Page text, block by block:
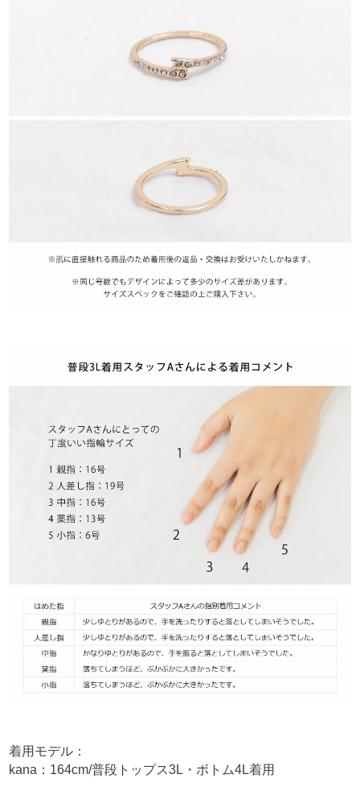
着用モデル：
kana：164cm/普段トップス3L・ボトム4L着用